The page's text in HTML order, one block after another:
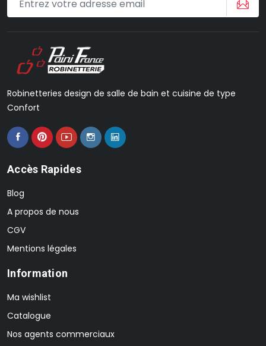
Robinetteries design de salle de bain et cuisine de type
Confort
Accès Rapides
Blog
A propos de nous
CGV
Mentions légales
Information
Ma wishlist
Catalogue
Nos agents commerciaux